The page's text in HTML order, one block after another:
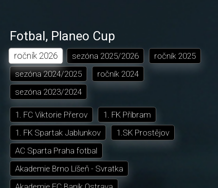
Fotbal, Planeo Cup
ročník 2026 sezóna 2025/2026 ročník 2025
sezóna 2024/2025 ročník 2024
sezóna 2023/2024
1. FC Viktorie Přerov
1. FK Příbram
1. FK Spartak Jablunkov
1.SK Prostějov
AC Sparta Praha fotbal
Akademie Brno Líšeň - Svratka